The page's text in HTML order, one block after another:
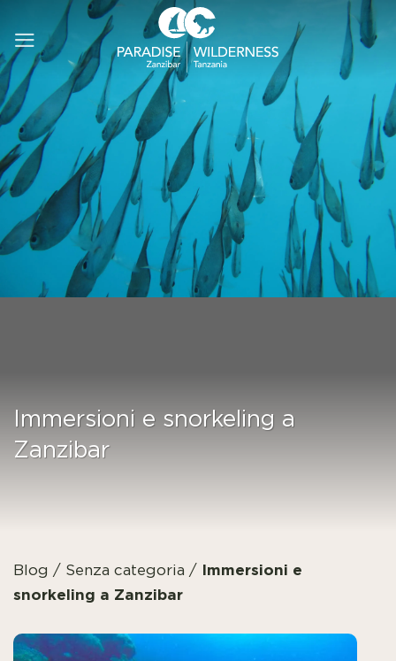
contenuti
Immersioni e snorkeling a
Zanzibar
Blog / Senza categoria / Immersioni e
snorkeling a Zanzibar